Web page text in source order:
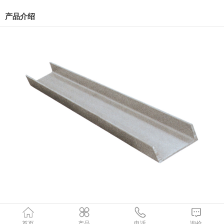
产品介绍